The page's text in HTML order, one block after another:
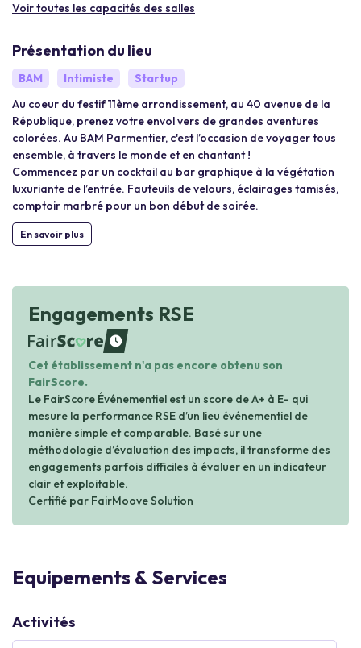
Voir toutes les capacités des salles
Présentation du lieu
BAM Intimiste
Startup
Au coeur du festif 11ème arrondissement, au 40 avenue de la
République, prenez votre envol vers de grandes aventures
colorées. Au BAM Parmentier, c'est l’occasion de voyager tous
ensemble, à travers le monde et en chantant !
Commencez par un cocktail au bar graphique à la végétation
luxuriante de l’entrée. Fauteuils de velours, éclairages tamisés,
comptoir marbré pour un bon début de soirée.
En savoir plus
Engagements RSE
waiting
Cet établissement n'a pas encore obtenu son
FairScore.
Le FairScore Événementiel est un score de A+ à E- qui
mesure la performance RSE d’un lieu événementiel de
manière simple et comparable. Basé sur une
méthodologie d’évaluation des impacts, il transforme des
engagements parfois difficiles à évaluer en un indicateur
clair et exploitable.
Certifié par FairMoove Solution
Equipements & Services
Activités